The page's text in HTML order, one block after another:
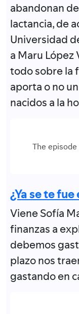
abandonan
lactancia, de
Universidad
a Maru López
todo sobre la
aporta o no
nacidos a la
¿Ya se te
Viene Sofía
finanzas a
debemos
plazo nos
gastando en